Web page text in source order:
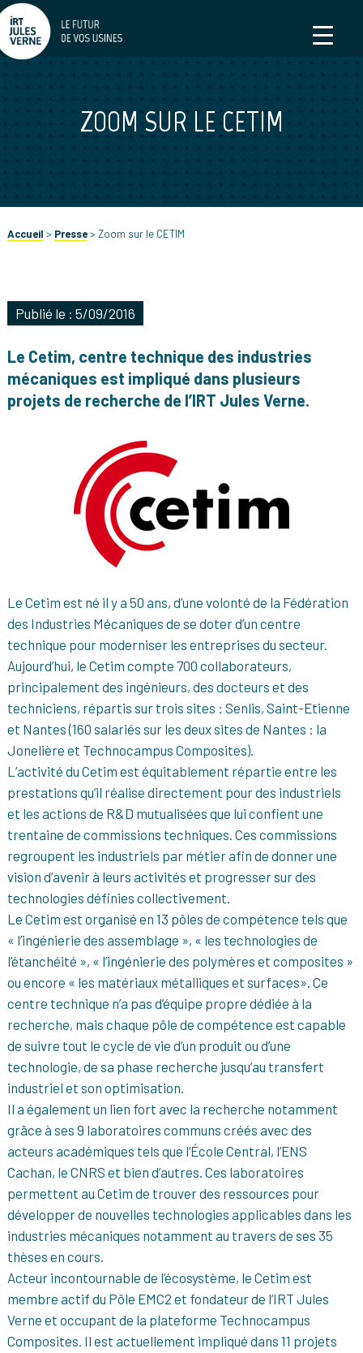
ZOOM SUR LE CETIM
Accueil > Presse> Zoom sur le CETIM
Publié le : 5/09/2016
Le Cetim, centre technique des industries
mécaniques est impliqué dans plusieurs
projets de recherche de l’IRT Jules Verne.
Le Cetim est né il y a 50 ans, d’une volonté de la Fédération
des Industries Mécaniques de se doter d’un centre
technique pour moderniser les entreprises du secteur.
Aujourd’hui, le Cetim compte 700 collaborateurs,
principalement des ingénieurs, des docteurs et des
techniciens, répartis sur trois sites : Senlis, Saint-Etienne
et Nantes (160 salariés sur les deux sites de Nantes : la
Jonelière et Technocampus Composites).
L’activité du Cetim est équitablement répartie entre les
prestations qu’il réalise directement pour des industriels
et les actions de R&D mutualisées que lui confient une
trentaine de commissions techniques. Ces commissions
regroupent les industriels par métier afin de donner une
vision d’avenir à leurs activités et progresser sur des
technologies définies collectivement.
Le Cetim est organisé en 13 pôles de compétence tels que
« l’ingénierie des assemblage », « les technologies de
l’étanchéité », « l’ingénierie des polymères et composites »
ou encore « les matériaux métalliques et surfaces». Ce
centre technique n’a pas d’équipe propre dédiée à la
recherche, mais chaque pôle de compétence est capable
de suivre tout le cycle de vie d’un produit ou d’une
technologie, de sa phase recherche jusqu’au transfert
industriel et son optimisation.
Il a également un lien fort avec la recherche notamment
grâce à ses 9 laboratoires communs créés avec des
acteurs académiques tels que l’École Central, l’ENS
Cachan, le CNRS et bien d’autres. Ces laboratoires
permettent au Cetim de trouver des ressources pour
développer de nouvelles technologies applicables dans les
industries mécaniques notamment au travers de ses 35
thèses en cours.
Acteur incontournable de l’écosystème, le Cetim est
membre actif du Pôle EMC2 et fondateur de l’IRT Jules
Verne et occupant de la plateforme Technocampus
Composites. Il est actuellement impliqué dans 11 projets